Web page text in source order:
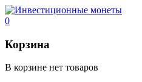
0
Корзина
В корзине нет товаров